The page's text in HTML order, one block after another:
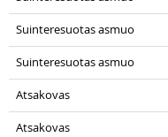
Suinteresuotas asmuo
Suinteresuotas asmuo
Atsakovas
Atsakovas